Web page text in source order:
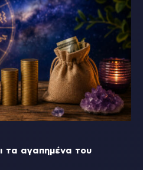
τα αγαπημένα του